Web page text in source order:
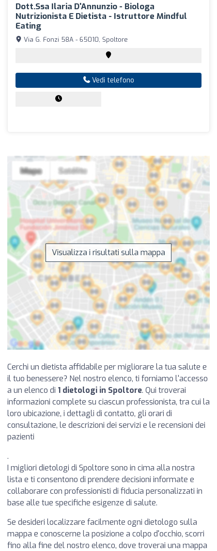
Dott.ssa Ilaria D'Annunzio - Biologa
Nutrizionista E Dietista - Istruttore Mindful
Eating
Via G. Fonzi 58A - 65010, Spoltore
Vedi telefono
Visualizza i risultati sulla mappa
Cerchi un dietista affidabile per migliorare la tua salute e
il tuo benessere? Nel nostro elenco, ti forniamo l'accesso
a un elenco di 1 dietologi in Spoltore. Qui troverai
informazioni complete su ciascun professionista, tra cui la
loro ubicazione, i dettagli di contatto, gli orari di
consultazione, le descrizioni dei servizi e le recensioni dei
pazienti
.
I migliori dietologi di Spoltore sono in cima alla nostra
lista e ti consentono di prendere decisioni informate e
collaborare con professionisti di fiducia personalizzati in
base alle tue specifiche esigenze di salute.
Se desideri localizzare facilmente ogni dietologo sulla
mappa e conoscerne la posizione a colpo d'occhio, scorri
fino alla fine del nostro elenco, dove troverai una mappa